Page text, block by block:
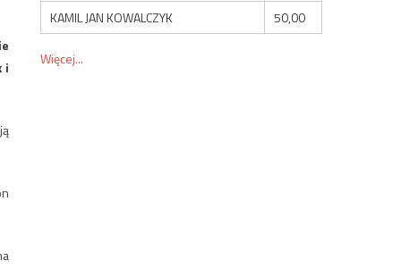
i
KAMIL JAN KOWALCZYK
50,00
Więcej...